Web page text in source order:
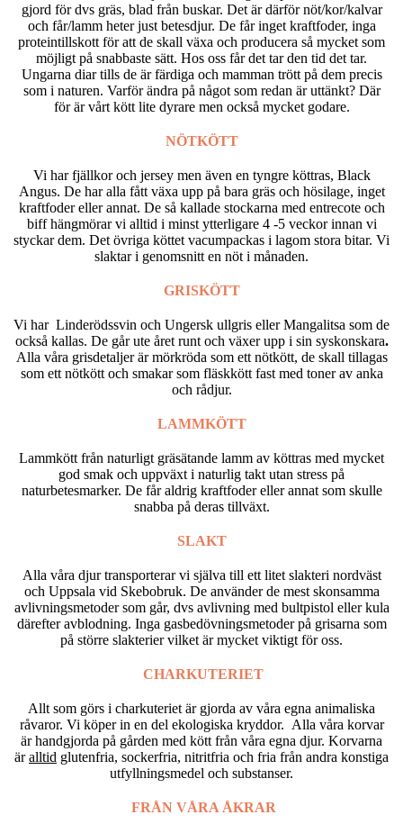
gjord för dvs gräs, blad från buskar. Det är därför nöt/kor/kalvar
och får/lamm heter just betesdjur. De får inget kraftfoder, inga
proteintillskott för att de skall växa och producera så mycket som
möjligt på snabbaste sätt. Hos oss får det tar den tid det tar.
Ungarna diar tills de är färdiga och mamman trött på dem precis
som i naturen. Varför ändra på något som redan är uttänkt? Där
för är vårt kött lite dyrare men också mycket godare.
NÖTKÖTT
Vi har fjällkor och jersey men även en tyngre köttras, Black
Angus. De har alla fått växa upp på bara gräs och hösilage, inget
kraftfoder eller annat. De så kallade stockarna med entrecote och
biff hängmörar vi alltid i minst ytterligare 4 -5 veckor innan vi
styckar dem. Det övriga köttet vacumpackas i lagom stora bitar. Vi
slaktar i genomsnitt en nöt i månaden.
GRISKÖTT
Vi har Linderödssvin och Ungersk ullgris eller Mangalitsa som de
också kallas. De går ute året runt och växer upp i sin syskonskara.
Alla våra grisdetaljer är mörkröda som ett nötkött, de skall tillagas
som ett nötkött och smakar som fläskkött fast med toner av anka
och rådjur.
LAMMKÖTT
Lammkött från naturligt gräsätande lamm av köttras med mycket
god smak och uppväxt i naturlig takt utan stress på
naturbetesmarker. De får aldrig kraftfoder eller annat som skulle
snabba på deras tillväxt.
SLAKT
Alla våra djur transporterar vi själva till ett litet slakteri nordväst
och Uppsala vid Skebobruk. De använder de mest skonsamma
avlivningsmetoder som går, dvs avlivning med bultpistol eller kula
därefter avblodning. Inga gasbedövningsmetoder på grisarna som
på större slakterier vilket är mycket viktigt för oss.
CHARKUTERIET
Allt som görs i charkuteriet är gjorda av våra egna animaliska
råvaror. Vi köper in en del ekologiska kryddor. Alla våra korvar
är handgjorda på gården med kött från våra egna djur. Korvarna
äralltid glutenfria, sockerfria, nitritfria och fria från andra konstiga
utfyllningsmedel och substanser.
FRÅN VÅRA ÅKRAR